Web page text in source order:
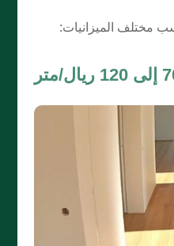
مختلف الميزانيات: